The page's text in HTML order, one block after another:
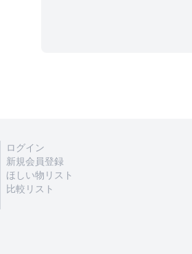
ログイン
新規会員登録
ほしい物リスト
比較リスト